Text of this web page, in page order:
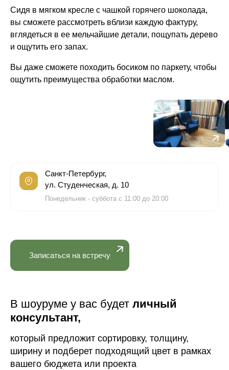
Сидя в мягком кресле с чашкой горячего шоколада,
вы сможете рассмотреть вблизи каждую фактуру,
вглядеться в ее мельчайшие детали, пощупать дерево
и ощутить его запах.
Вы даже сможете походить босиком по паркету, чтобы
ощутить преимущества обработки маслом.
Санкт-Петербург,
ул. Студенческая, д. 10
Понедельник - суббота с 11:00 до 20:00
Записаться на встречу
В шоуруме у вас будет личный
консультант,
который предложит сортировку, толщину,
ширину и подберет подходящий цвет в рамках
вашего бюджета или проекта